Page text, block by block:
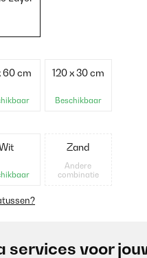
60 cm 120 x 30 cm
Beschikbaar
Zand
Andere
combinatie
services voor